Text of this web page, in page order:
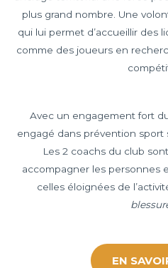
plus grand nombre. Une
qui lui permet d’accueillir des
comme des joueurs en
Avec un engagement fort
engagé dans prévention sport
Les 2 coachs du club
accompagner les personnes
celles éloignées de
EN